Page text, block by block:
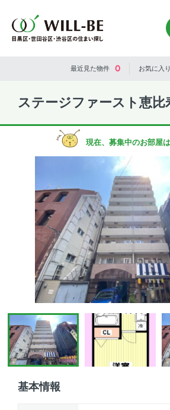
最近見た物件 0 お気に入り
ステージファースト恵比
現在、募集中のお部屋
基本情報